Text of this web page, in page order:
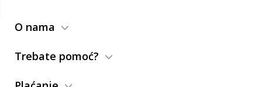
O nama
Trebate pomoć?